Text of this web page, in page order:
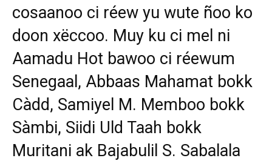
cosaanoo ci réew yu wute ñoo ko
doon xëccoo. Muy ku ci mel ni
Aamadu Hot bawoo ci réewum
Senegaal, Abbaas Mahamat bokk
Càdd, Samiyel M. Memboo bokk
Sàmbi, Siidi Uld Taah bokk
Muritani ak Bajabulil S. Sabalala